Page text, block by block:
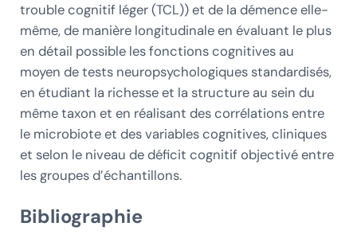
trouble cognitif léger (TCL)) et de la démence elle-
même, de manière longitudinale en évaluant le plus
en détail possible les fonctions cognitives au
moyen de tests neuropsychologiques standardisés,
en étudiant la richesse et la structure au sein du
même taxon et en réalisant des corrélations entre
le microbiote et des variables cognitives, cliniques
et selon le niveau de déficit cognitif objectivé entre
les groupes d’échantillons.
Bibliographie